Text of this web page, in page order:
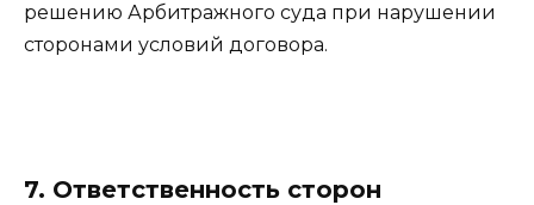
решению Арбитражного суда при нарушении
сторонами условий договора.
7. Ответственность сторон